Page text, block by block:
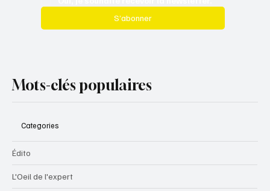
S’abonner
Mots-clés populaires
Categories
Édito
L'Oeil de l'expert